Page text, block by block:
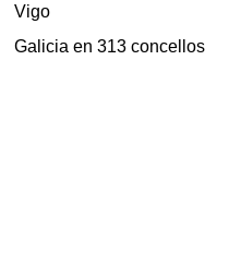
Vigo
Galicia en 313 concellos